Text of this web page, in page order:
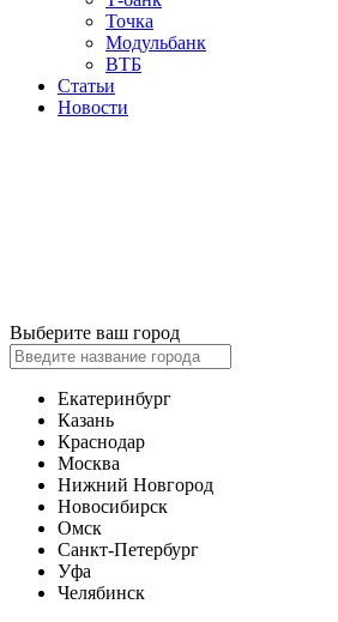
Точка
Модульбанк
ВТБ
Статьи
Новости
Выберите ваш город
Екатеринбург
Казань
Краснодар
Москва
Нижний Новгород
Новосибирск
Омск
Санкт-Петербург
Уфа
Челябинск